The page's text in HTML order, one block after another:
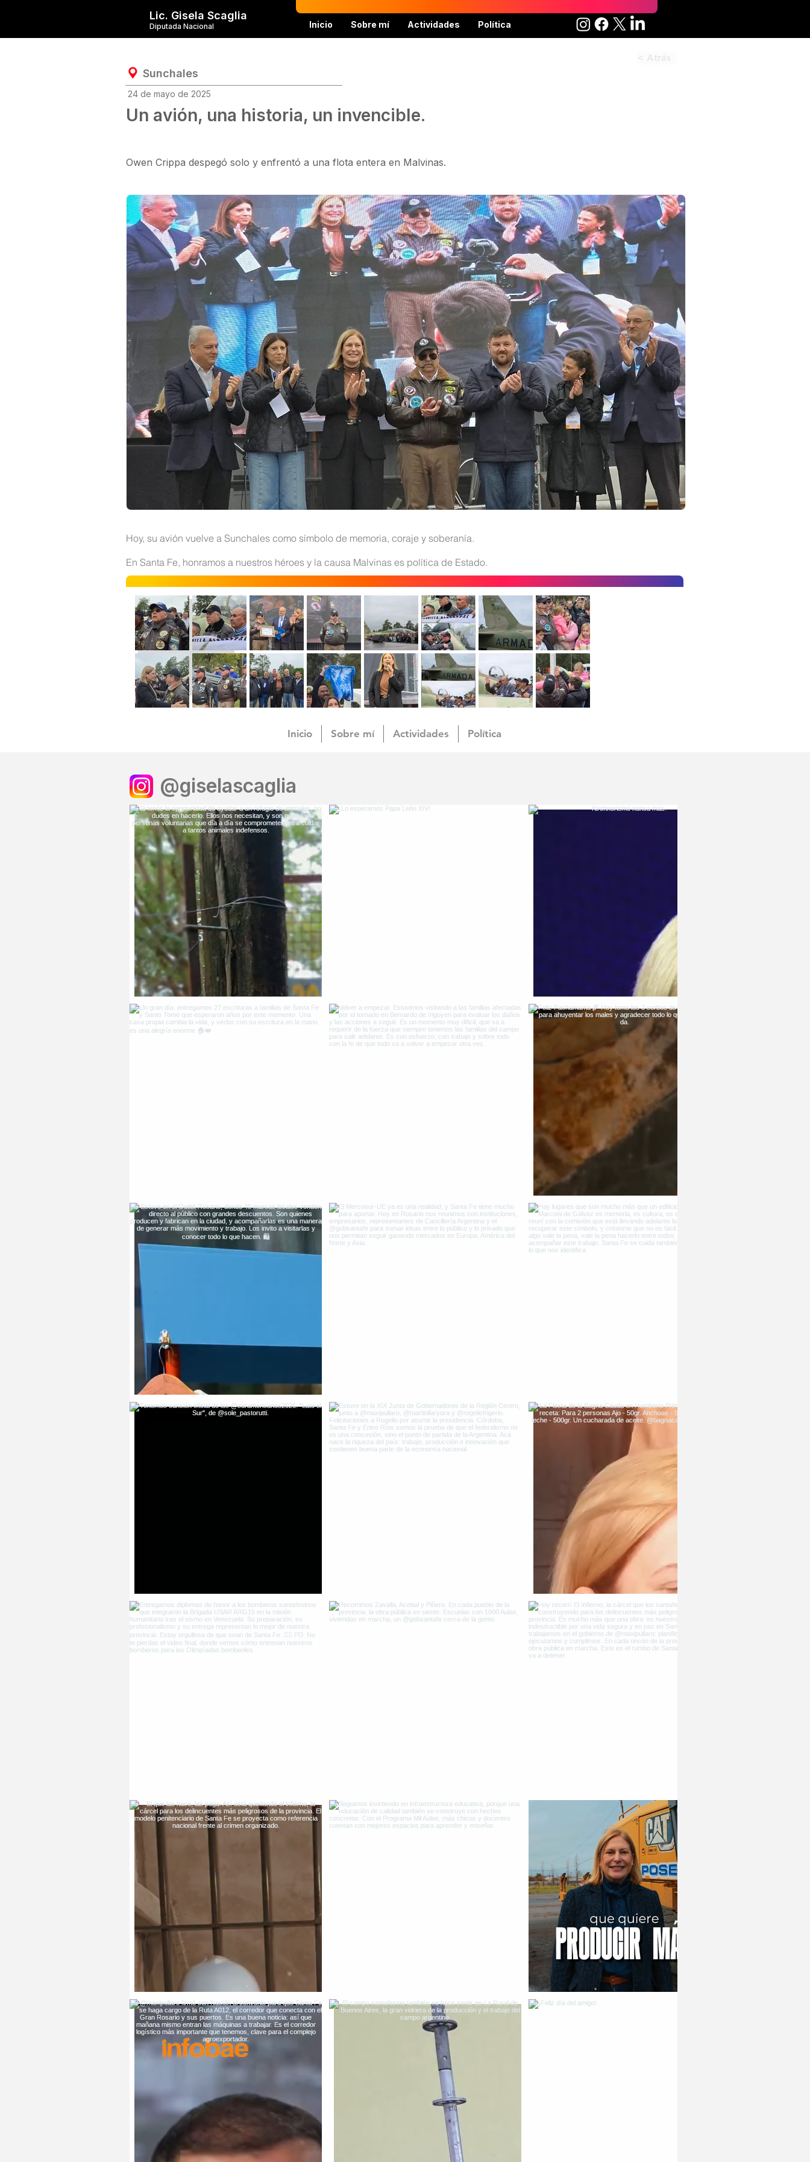
Diputada Nacional
Lic. Gisela Scaglia
Inicio Sobre mí Actividades Política
Sunchales
24 de mayo de 2025
Un avión, una historia, un invencible.
Owen Crippa despegó solo y enfrentó a una flota entera en Malvinas.
Hoy, su avión vuelve a Sunchales como símbolo de memoria, coraje y soberanía.
En Santa Fe, honramos a nuestros héroes y la causa Malvinas es política de Estado.
Inicio Sobre mí Actividades Política
@giselascaglia